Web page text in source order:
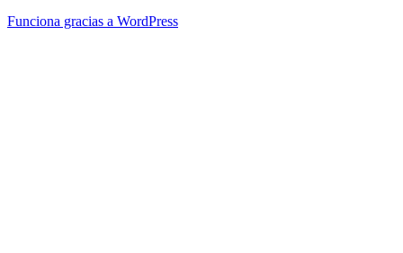
Funciona gracias a WordPress